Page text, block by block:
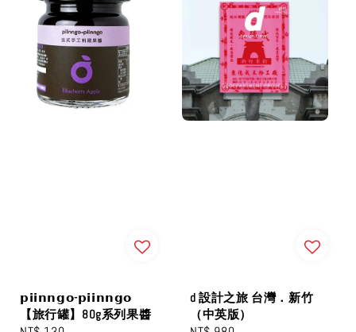
𝗽𝗶𝗶𝗻𝗻𝗴𝗼-𝗽𝗶𝗶𝗻𝗻𝗴𝗼
【旅行罐】80g系列果醬
d 設計之旅 台灣．新⽵
（中英版）